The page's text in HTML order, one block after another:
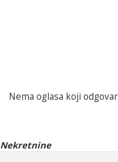
Nema oglasa koji
Nekretnine